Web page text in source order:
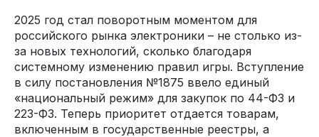
2025 год стал поворотным моментом для
российского рынка электроники – не столько из-
за новых технологий, сколько благодаря
системному изменению правил игры. Вступление
в силу постановления №1875 ввело единый
«национальный режим» для закупок по 44-ФЗ и
223-ФЗ. Теперь приоритет отдается товарам,
включенным в государственные реестры, а